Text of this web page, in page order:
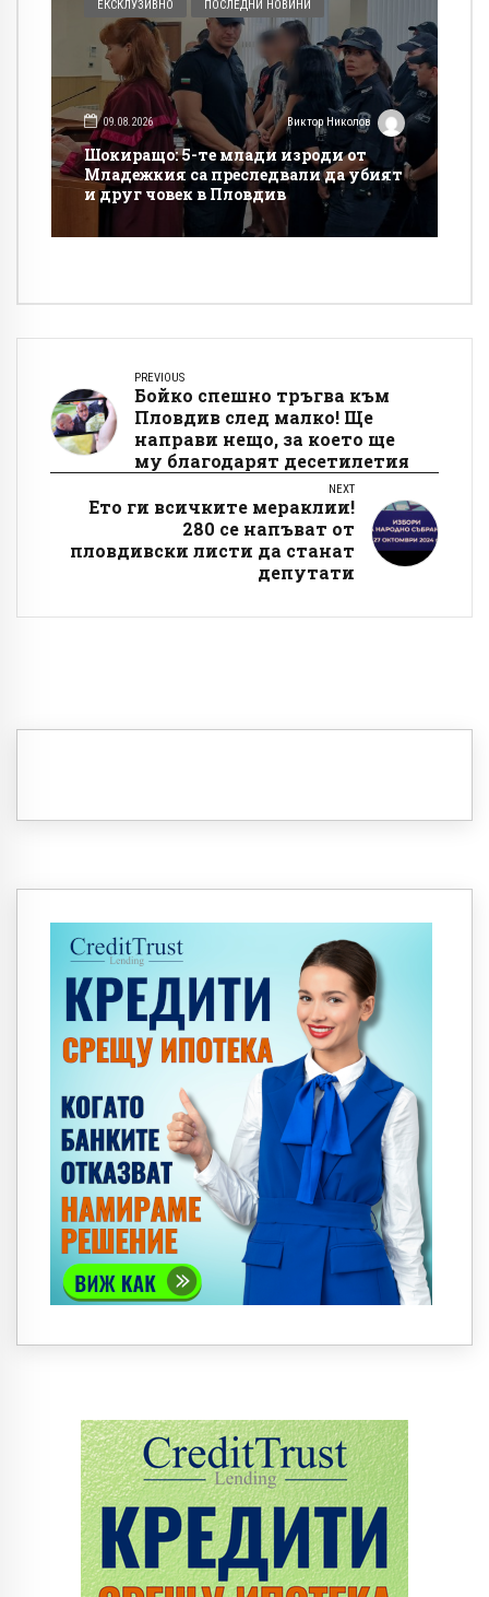
ЕКСКЛУЗИВНО ПОСЛЕДНИ НОВИНИ
09.08.2026 Виктор Николов
Шокиращо: 5-те млади изроди от
Младежкия са преследвали да убият
и друг човек в Пловдив
PREVIOUS
Бойко спешно тръгва към
Пловдив след малко! Ще
направи нещо, за което ще
му благодарят десетилетия
NEXT
Ето ги всичките мераклии!
280 се напъват от
пловдивски листи да станат
депутати